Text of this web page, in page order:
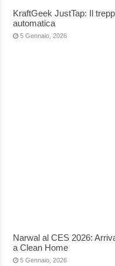
KraftGeek JustTap: Il
automatica
5 Gennaio, 2026
Narwal al CES 2026:
a Clean Home
5 Gennaio, 2026